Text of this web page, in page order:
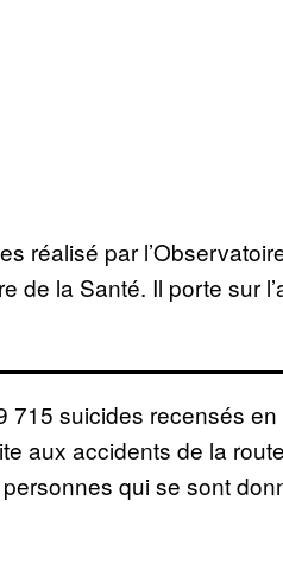
réalisé par
de la Santé. Il porte sur
715 suicides recensés
aux accidents de la
qui se sont